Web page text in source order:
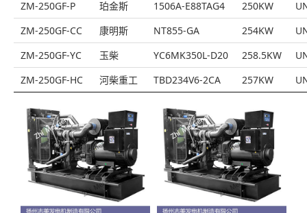
ZM-250GF-P
珀金斯 1506A-E88TAG4 250KW
ZM-250GF-CC
康明斯 NT855-GA 254KW
ZM-250GF-YC
玉柴 YC6MK350L-D20 258.5KW
ZM-250GF-HC
河柴重工 TBD234V6-2CA 257KW